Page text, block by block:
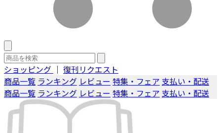
ショッピング ｜ 復刊リクエスト
商品一覧 ランキング レビュー 特集・フェア 支払い・配送
商品一覧 ランキング レビュー 特集・フェア 支払い・配送